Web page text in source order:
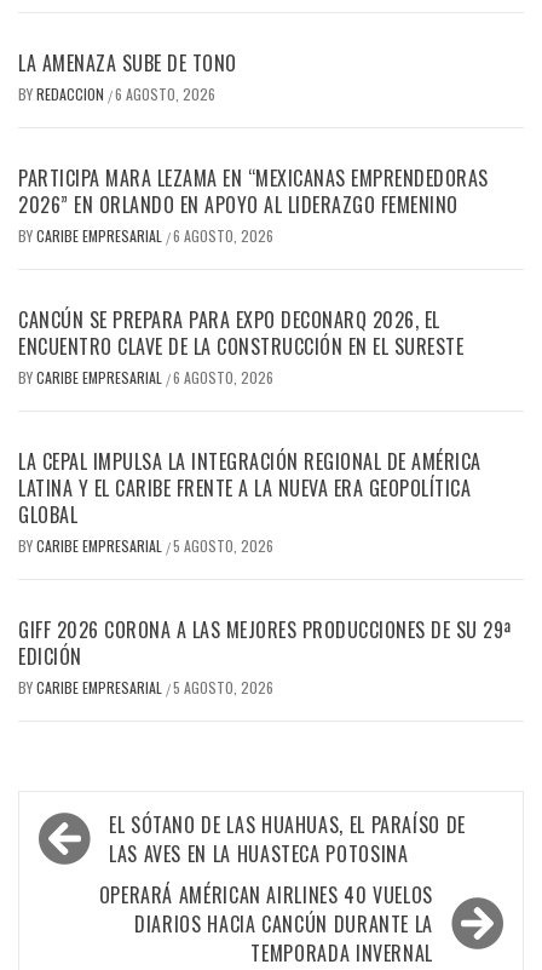
LA AMENAZA SUBE DE TONO
BYREDACCION /6 AGOSTO, 2026
PARTICIPA MARA LEZAMA EN “MEXICANAS EMPRENDEDORAS
2026” EN ORLANDO EN APOYO AL LIDERAZGO FEMENINO
BYCARIBE EMPRESARIAL /6 AGOSTO, 2026
CANCÚN SE PREPARA PARA EXPO DECONARQ 2026, EL
ENCUENTRO CLAVE DE LA CONSTRUCCIÓN EN EL SURESTE
BYCARIBE EMPRESARIAL /6 AGOSTO, 2026
LA CEPAL IMPULSA LA INTEGRACIÓN REGIONAL DE AMÉRICA
LATINA Y EL CARIBE FRENTE A LA NUEVA ERA GEOPOLÍTICA
GLOBAL
BYCARIBE EMPRESARIAL /5 AGOSTO, 2026
GIFF 2026 CORONA A LAS MEJORES PRODUCCIONES DE SU 29ª
EDICIÓN
BYCARIBE EMPRESARIAL /5 AGOSTO, 2026
Navegación
de
entradas
EL SÓTANO DE LAS HUAHUAS, EL PARAÍSO DE
LAS AVES EN LA HUASTECA POTOSINA
OPERARÁ AMÉRICAN AIRLINES 40 VUELOS
DIARIOS HACIA CANCÚN DURANTE LA
TEMPORADA INVERNAL